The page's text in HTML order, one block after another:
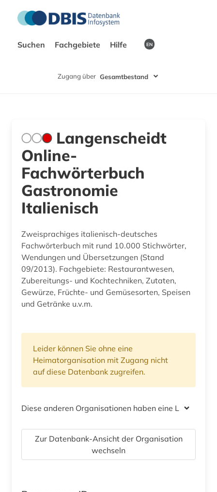
Suchen Fachgebiete Hilfe EN
Zugang über Gesamtbestand
Langenscheidt
Online-
Fachwörterbuch
Gastronomie
Italienisch
Zweisprachiges italienisch-deutsches
Fachwörterbuch mit rund 10.000 Stichwörter,
Wendungen und Übersetzungen (Stand
09/2013). Fachgebiete: Restaurantwesen,
Zubereitungs- und Kochtechniken, Zutaten,
Gewürze, Früchte- und Gemüsesorten, Speisen
und Getränke u.v.m.
Leider können Sie ohne eine
Heimatorganisation mit Zugang nicht
auf diese Datenbank zugreifen.
Diese anderen Organisationen haben eine Lizenz
Zur Datenbank-Ansicht der Organisation
wechseln